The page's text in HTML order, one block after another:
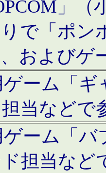
」（
で「ポン
およびゲ
ゲーム「
当などで
ゲーム「
担当など